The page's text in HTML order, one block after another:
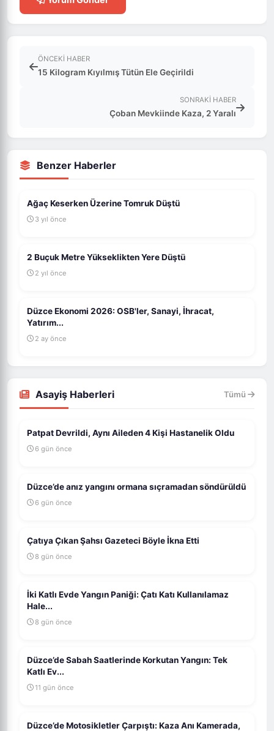
ÖNCEKI HABER
15 Kilogram Kıyılmış Tütün Ele Geçirildi
SONRAKI HABER
Çoban Mevkiinde Kaza, 2 Yaralı
Benzer Haberler
Ağaç Keserken Üzerine Tomruk Düştü
3 yıl önce
2 Buçuk Metre Yükseklikten Yere Düştü
2 yıl önce
Düzce Ekonomi 2026: OSB'ler, Sanayi, İhracat,
Yatırım...
2 ay önce
Asayiş Haberleri Tümü
Patpat Devrildi, Aynı Aileden 4 Kişi Hastanelik Oldu
6 gün önce
Düzce’de anız yangını ormana sıçramadan söndürüldü
6 gün önce
Çatıya Çıkan Şahsı Gazeteci Böyle İkna Etti
8 gün önce
İki Katlı Evde Yangın Paniği: Çatı Katı Kullanılamaz
Hale...
8 gün önce
Düzce’de Sabah Saatlerinde Korkutan Yangın: Tek
Katlı Ev...
11 gün önce
Düzce’de Motosikletler Çarpıştı: Kaza Anı Kamerada,